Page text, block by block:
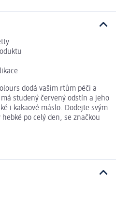
dodá vašim rtům péči a
studený červený odstín a jeho
i kakaové máslo. Dodejte svým
po celý den, se značkou